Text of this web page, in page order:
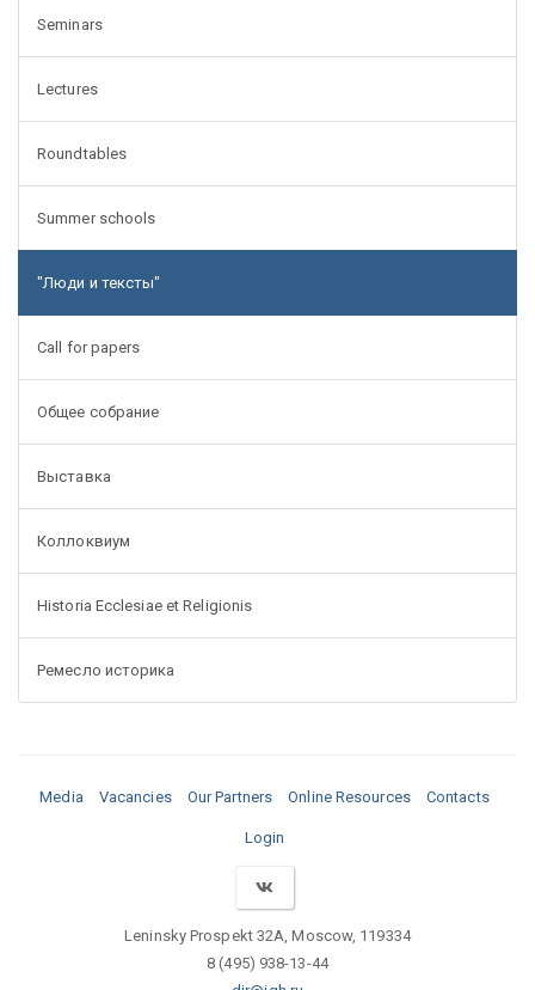
Seminars
Lectures
Roundtables
Summer schools
"Люди и тексты"
Call for papers
Общее собрание
Выставка
Коллоквиум
Historia Ecclesiae et Religionis
Ремесло историка
Media Vacancies Our Partners Online Resources Contacts
Login
Leninsky Prospekt 32A, Moscow, 119334
8 (495) 938-13-44